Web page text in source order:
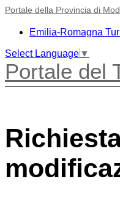
Portale della Provincia di
Emilia-Romagna
Select Language ▼
Portale del